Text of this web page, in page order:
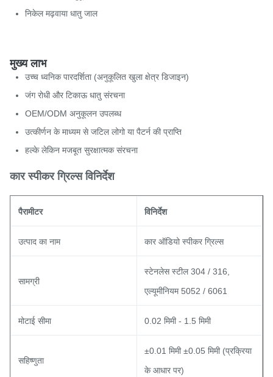
निकेल मढ़वाया धातु जाल
मुख्य लाभ
उच्च ध्वनिक पारदर्शिता (अनुकूलित खुला क्षेत्र डिजाइन)
जंग रोधी और टिकाऊ धातु संरचना
OEM/ODM अनुकूलन उपलब्ध
उत्कीर्णन के माध्यम से जटिल लोगो या पैटर्न की प्राप्ति
हल्के लेकिन मजबूत सुरक्षात्मक संरचना
कार स्पीकर ग्रिल्स विनिर्देश
पैरामीटर विनिर्देश
उत्पाद का नाम कार ऑडियो स्पीकर ग्रिल्स
सामग्री
स्टेनलेस स्टील 304 / 316,
एल्यूमीनियम 5052 / 6061
मोटाई सीमा 0.02 मिमी - 1.5 मिमी
सहिष्णुता
±0.01 मिमी ±0.05 मिमी (प्रक्रिया
के आधार पर)